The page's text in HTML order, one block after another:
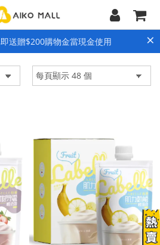
送贈$200購物金當現金使用 ×